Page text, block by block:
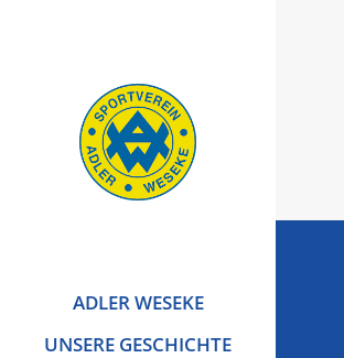
ADLER WESEKE
UNSERE GESCHICHTE